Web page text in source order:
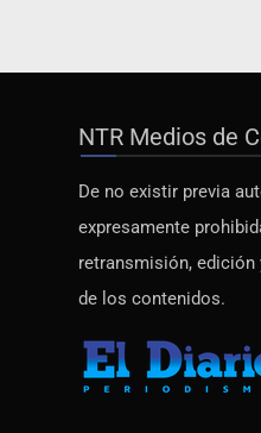
NTR Medios de
De no existir previa
expresamente
retransmisión,
de los contenidos.